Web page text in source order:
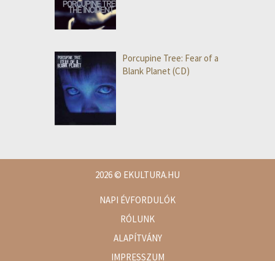
Porcupine Tree: Fear of a
Blank Planet (CD)
2026© EKULTURA.HU
NAPI ÉVFORDULÓK
RÓLUNK
ALAPÍTVÁNY
IMPRESSZUM